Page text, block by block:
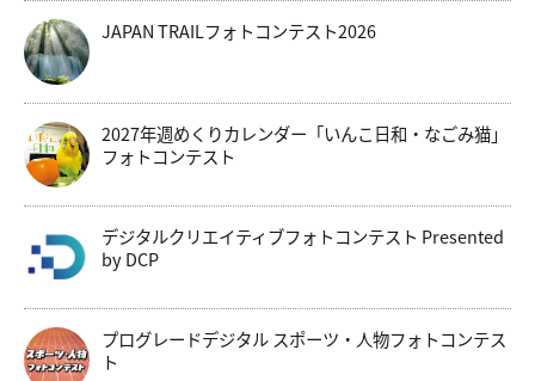
JAPAN TRAILフォトコンテスト2026
2027年週めくりカレンダー「いんこ日和・なごみ猫」
フォトコンテスト
デジタルクリエイティブフォトコンテスト Presented
by DCP
プログレードデジタル スポーツ・人物フォトコンテス
ト